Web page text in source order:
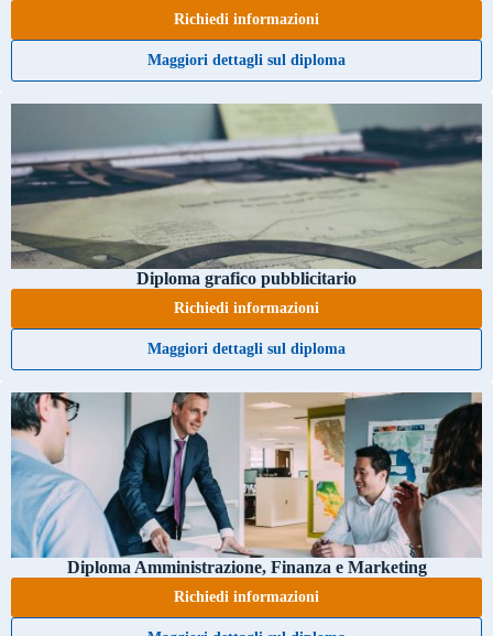
Richiedi informazioni
Maggiori dettagli sul diploma
Diploma grafico pubblicitario
Richiedi informazioni
Maggiori dettagli sul diploma
Diploma Amministrazione, Finanza e Marketing
Richiedi informazioni